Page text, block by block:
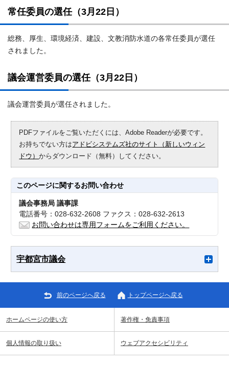
常任委員の選任（3月22日）
総務、厚生、環境経済、建設、文教消防水道の各常任委員が選任
されました。
議会運営委員の選任（3月22日）
議会運営委員が選任されました。
PDFファイルをご覧いただくには、Adobe Readerが必要です。
お持ちでない方はアドビシステムズ社のサイト（新しいウィン
ドウ）からダウンロード（無料）してください。
このページに関するお問い合わせ
議会事務局 議事課
電話番号：028-632-2608 ファクス：028-632-2613
お問い合わせは専用フォームをご利用ください。
宇都宮市議会
前のページへ戻る トップページへ戻る
ホームページの使い方 著作権・免責事項
個人情報の取り扱い ウェブアクセシビリティ